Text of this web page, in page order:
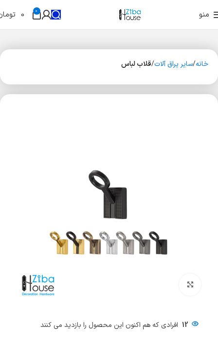
منو 0
0
خانه سایر یراق آلات قلاب لباس
12 افرادی که هم اکنون این محصول را بازدید می کنند